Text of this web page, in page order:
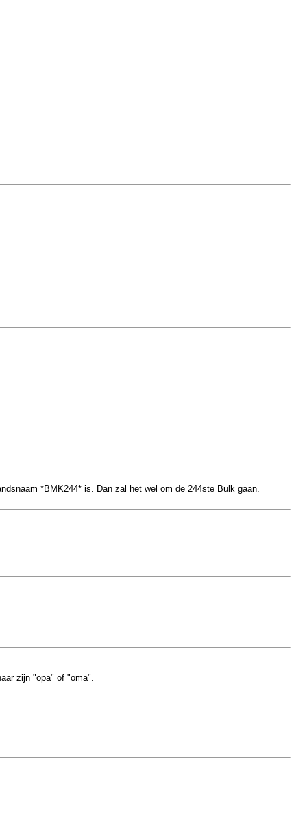
*BMK244* is. Dan zal het wel om de 244ste Bulk gaan.
zijn "opa" of "oma".